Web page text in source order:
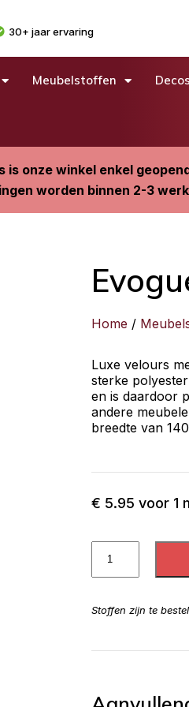
30+ jaar ervaring
Meubelstoffen
is onze winkel enkel
worden binnen 2-3
Home /
Luxe velours
sterke
en is daardoor
andere
breedte van
€ 5.95 voor 1
Stoffen zijn te